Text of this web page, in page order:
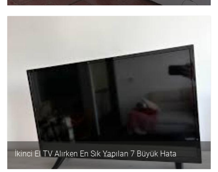
İkinci El TV Alırken En Sık Yapılan 7 Büyük Hata